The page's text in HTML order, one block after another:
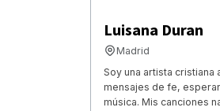
Luisana Duran
Madrid
Soy una artista
mensajes de fe,
música. Mis canciones